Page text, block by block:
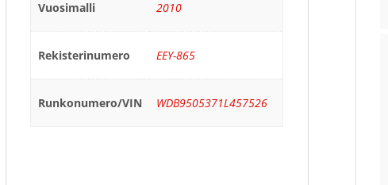
Vuosimalli 2010
Rekisterinumero EEY-865
Runkonumero/VIN WDB9505371L457526